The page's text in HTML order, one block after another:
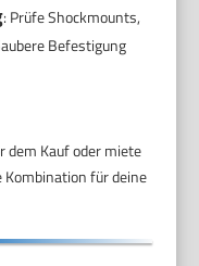
: Prüfe Shockmounts,
Befestigung
dem Kauf oder miete
Kombination für deine